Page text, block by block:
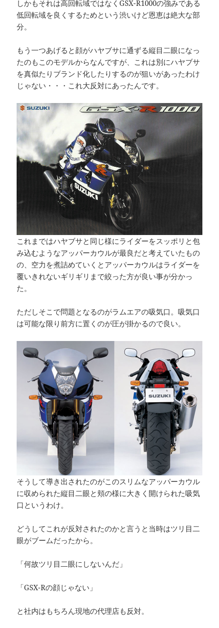
しかもそれは高回転域ではなくGSX-R1000の強みである
低回転域を良くするためという渋いけど恩恵は絶大な部
分。
もう一つあげると顔がハヤブサに通ずる縦目二眼になっ
たのもこのモデルからなんですが、これは別にハヤブサ
を真似たりブランド化したりするのが狙いがあったわけ
じゃない・・・これ大反対にあったんです。
これまではハヤブサと同じ様にライダーをスッポリと包
み込むようなアッパーカウルが最良だと考えていたもの
の、空力を煮詰めていくとアッパーカウルはライダーを
覆いきれないギリギリまで絞った方が良い事が分かっ
た。
ただしそこで問題となるのがラムエアの吸気口。吸気口
は可能な限り前方に置くのが圧が掛かるので良い。
そうして導き出されたのがこのスリムなアッパーカウル
に収められた縦目二眼と頬の様に大きく開けられた吸気
口というわけ。
どうしてこれが反対されたのかと言うと当時はツリ目二
眼がブームだったから。
「何故ツリ目二眼にしないんだ」
「GSX-Rの顔じゃない」
と社内はもちろん現地の代理店も反対。